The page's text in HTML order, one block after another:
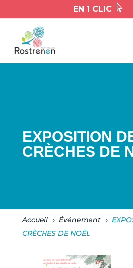
EN 1 CLIC 
EXPOSITION
CRÈCHES DE
Accueil 5 Événement 5
CRÈCHES DE NOËL